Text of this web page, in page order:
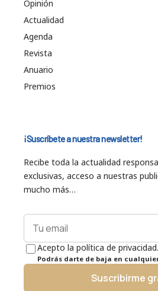
Opinión
Actualidad
Agenda
Revista
Anuario
Premios
¡Suscríbete a nuestra newsletter!
Recibe toda la actualidad
exclusivas, acceso a nuestras
mucho más…
Acepto la política de privacidad.
Podrás darte de baja en
Suscribirme